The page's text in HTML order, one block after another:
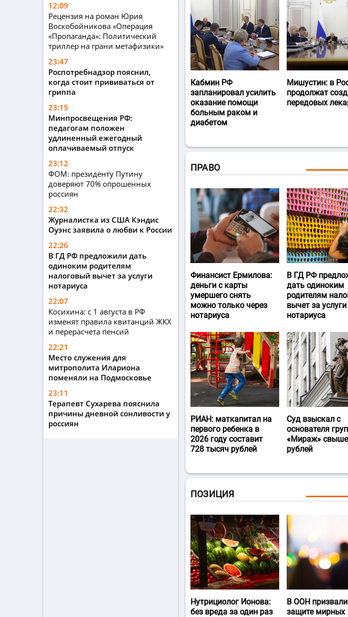
12:09
Рецензия на роман Юрия
Воскобойникова «Операция
«Пропаганда»: Политический
триллер на грани метафизики»
23:47
Роспотребнадзор пояснил,
когда стоит прививаться от
гриппа
23:15
Минпросвещения РФ:
педагогам положен
удлиненный ежегодный
оплачиваемый отпуск
23:12
ФОМ: президенту Путину
доверяют 70% опрошенных
россиян
22:32
Журналистка из США Кэндис
Оуэнс заявила о любви к России
22:26
В ГД РФ предложили дать
одиноким родителям
налоговый вычет за услуги
нотариуса
22:07
Косихина: с 1 августа в РФ
изменят правила квитанций ЖКХ
и перерасчета пенсий
22:21
Место служения для
митрополита Илариона
поменяли на Подмосковье
23:11
Терапевт Сухарева пояснила
причины дневной сонливости у
россиян
Кабмин РФ
запланировал усилить
оказание помощи
больным раком и
диабетом
Мишустин: в
продолжат
передовых
ПРАВО
Финансист Ермилова:
деньги с карты
умершего снять
можно только через
нотариуса
В ГД РФ
дать одиноким
родителям
вычет за услуги
нотариуса
РИАН: маткапитал на
первого ребенка в
2026 году составит
728 тысяч рублей
Суд взыскал с
основателя
«Мираж»
рублей
ПОЗИЦИЯ
Нутрициолог Ионова:
без вреда за один раз
В ООН
защите мирных